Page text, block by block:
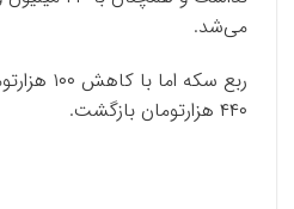
می‌شد.
۴۴۰ هزارتومان بازگشت.